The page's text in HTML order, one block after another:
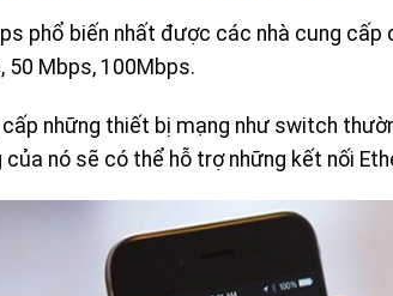
phổ biến nhất được các nhà cung
50 Mbps, 100Mbps.
những thiết bị mạng như switch
nó sẽ có thể hỗ trợ những kết nối